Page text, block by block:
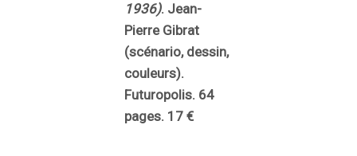
1936). Jean-
Pierre Gibrat
(scénario, dessin,
couleurs).
Futuropolis. 64
pages. 17 €